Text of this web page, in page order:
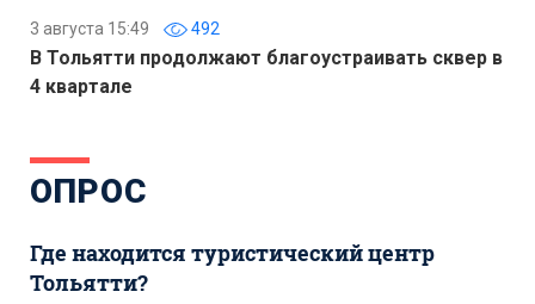
3 августа 15:49 492
В Тольятти продолжают благоустраивать сквер в
4 квартале
ОПРОС
Где находится туристический центр
Тольятти?